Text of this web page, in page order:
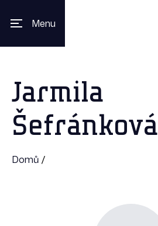
Menu
Jarmila
Šefránková
Domů /